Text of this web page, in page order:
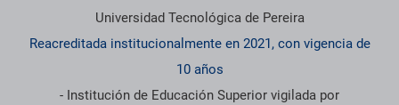
Información institucional
Universidad Tecnológica de Pereira
Reacreditada institucionalmente en 2021, con vigencia de
10 años
- Institución de Educación Superior vigilada por